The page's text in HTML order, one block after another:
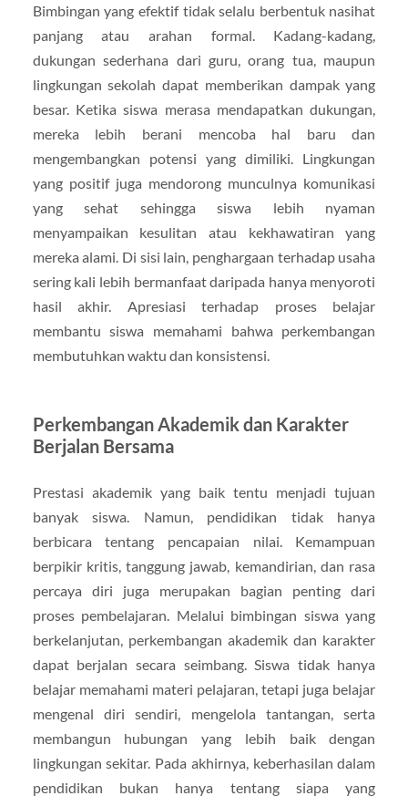
Bimbingan yang efektif tidak selalu berbentuk nasihat
panjang atau arahan formal. Kadang-kadang,
dukungan sederhana dari guru, orang tua, maupun
lingkungan sekolah dapat memberikan dampak yang
besar. Ketika siswa merasa mendapatkan dukungan,
mereka lebih berani mencoba hal baru dan
mengembangkan potensi yang dimiliki. Lingkungan
yang positif juga mendorong munculnya komunikasi
yang sehat sehingga siswa lebih nyaman
menyampaikan kesulitan atau kekhawatiran yang
mereka alami. Di sisi lain, penghargaan terhadap usaha
sering kali lebih bermanfaat daripada hanya menyoroti
hasil akhir. Apresiasi terhadap proses belajar
membantu siswa memahami bahwa perkembangan
membutuhkan waktu dan konsistensi.
Perkembangan Akademik dan Karakter
Berjalan Bersama
Prestasi akademik yang baik tentu menjadi tujuan
banyak siswa. Namun, pendidikan tidak hanya
berbicara tentang pencapaian nilai. Kemampuan
berpikir kritis, tanggung jawab, kemandirian, dan rasa
percaya diri juga merupakan bagian penting dari
proses pembelajaran. Melalui bimbingan siswa yang
berkelanjutan, perkembangan akademik dan karakter
dapat berjalan secara seimbang. Siswa tidak hanya
belajar memahami materi pelajaran, tetapi juga belajar
mengenal diri sendiri, mengelola tantangan, serta
membangun hubungan yang lebih baik dengan
lingkungan sekitar. Pada akhirnya, keberhasilan dalam
pendidikan bukan hanya tentang siapa yang